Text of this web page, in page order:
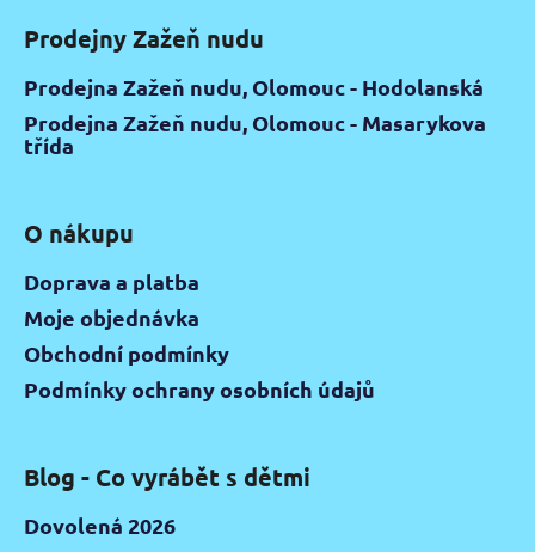
Prodejny Zažeň nudu
Prodejna Zažeň nudu, Olomouc - Hodolanská
Prodejna Zažeň nudu, Olomouc - Masarykova
třída
O nákupu
Doprava a platba
Moje objednávka
Obchodní podmínky
Podmínky ochrany osobních údajů
Blog - Co vyrábět s dětmi
Dovolená 2026